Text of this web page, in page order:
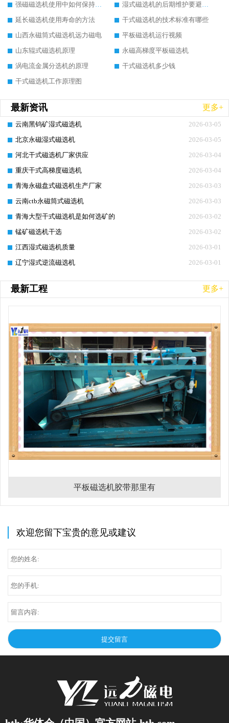
强磁磁选机使用中如何保持其顺畅运行
湿式磁选机的后期维护要避开哪些坑
延长磁选机使用寿命的方法
干式磁选机的技术标准有哪些
山西永磁筒式磁选机远力磁电
平板磁选机运行视频
山东辊式磁选机原理
永磁高梯度平板磁选机
涡电流金属分选机的原理
干式磁选机多少钱
干式磁选机工作原理图
最新资讯 更多+
2026-03-05
云南黑钨矿湿式磁选机
2026-03-05
北京永磁湿式磁选机
2026-03-04
河北干式磁选机厂家供应
2026-03-04
重庆干式高梯度磁选机
2026-03-03
青海永磁盘式磁选机生产厂家
2026-03-03
云南ctb永磁筒式磁选机
2026-03-02
青海大型干式磁选机是如何选矿的
2026-03-02
锰矿磁选机干选
2026-03-01
江西湿式磁选机质量
2026-03-01
辽宁湿式逆流磁选机
最新工程 更多+
平板磁选机胶带那里有
欢迎您留下宝贵的意见或建议